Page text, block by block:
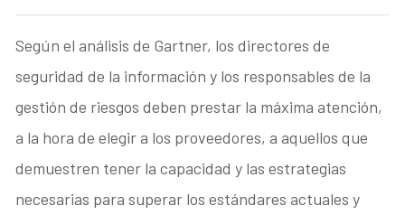
Según el análisis de Gartner, los directores de
seguridad de la información y los responsables de la
gestión de riesgos deben prestar la máxima atención,
a la hora de elegir a los proveedores, a aquellos que
demuestren tener la capacidad y las estrategias
necesarias para superar los estándares actuales y